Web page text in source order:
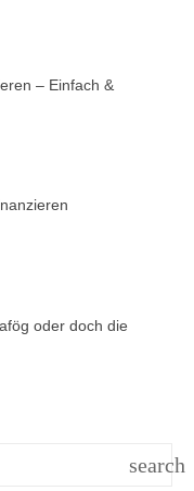
– Einfach &
oder doch die
search